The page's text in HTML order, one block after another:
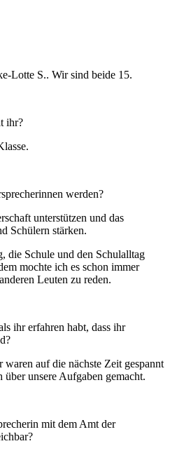
Lotte S.. Wir sind beide 15.
ihr?
werden?
unterstützen und das
Schülern stärken.
die Schule und den Schulalltag
mochte ich es schon immer
Leuten zu reden.
ihr erfahren habt, dass ihr
auf die nächste Zeit gespannt
unsere Aufgaben gemacht.
mit dem Amt der